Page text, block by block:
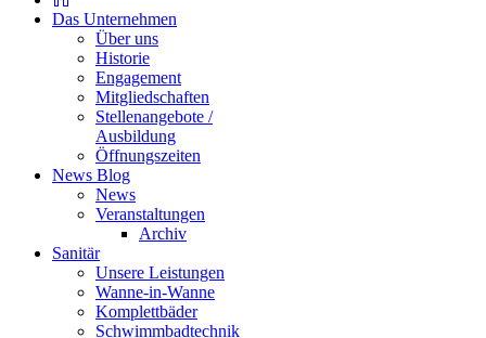
Das Unternehmen
Über uns
Historie
Engagement
Mitgliedschaften
Stellenangebote /
Ausbildung
Öffnungszeiten
News Blog
News
Veranstaltungen
Archiv
Sanitär
Unsere Leistungen
Wanne-in-Wanne
Komplettbäder
Schwimmbadtechnik